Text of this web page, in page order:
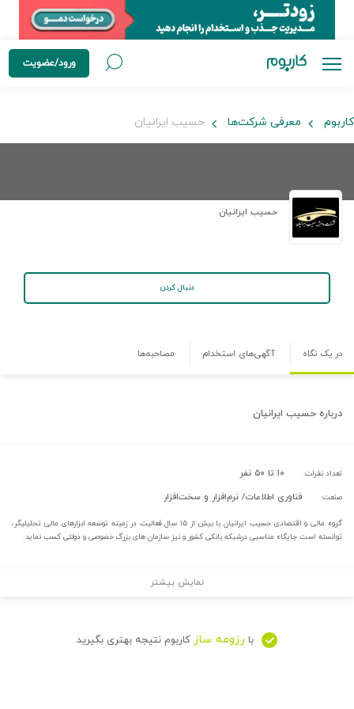
ورود/عضویت
کاربوم معرفی شرکت‌ها حسیب ایرانیان
حسیب ایرانیان
دنبال کردن
در یک نگاه آگهی‌های استخدام مصاحبه‌ها
درباره حسیب ایرانیان
تعداد نفرات: ۱۰ تا ۵۰ نفر
صنعت: فناوری اطلاعات/ نرم‌افزار و سخت‌افزار
گروه مالی و اقتصادی حسیب ایرانیان با بیش از ۱۵ سال فعالیت در زمینه توسعه ابزارهای مالی تحلیلیگر،
توانسته است جایگاه مناسبی درشبکه بانکی کشور و نیز سازمان های بزرگ خصوصی و دولتی کسب نماید.
نمایش بیشتر
با رزومه ساز کاربوم نتیجه بهتری بگیرید